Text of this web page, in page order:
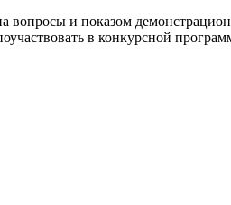
вопросы и показом
в конкурсной